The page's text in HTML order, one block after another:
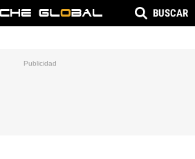
BUSCAR